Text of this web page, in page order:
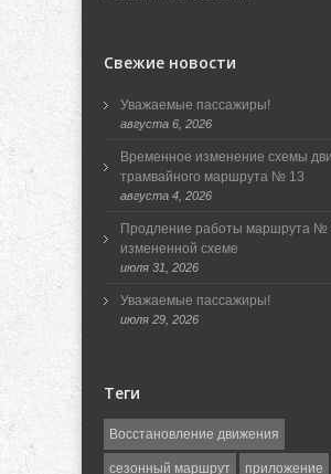
Свежие новости
Уважаемые пассажиры!
августа 6, 2026
Временное изменение схемы
трамвайного маршрута № 13
августа 4, 2026
Продление работы маршрута №
измененной схеме
июля 31, 2026
Уважаемые пассажиры!
июля 29, 2026
Теги
Восстановление движения
сезонный маршрут приложение